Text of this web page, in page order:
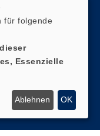
für folgende
Essenzielle
Ablehnen OK